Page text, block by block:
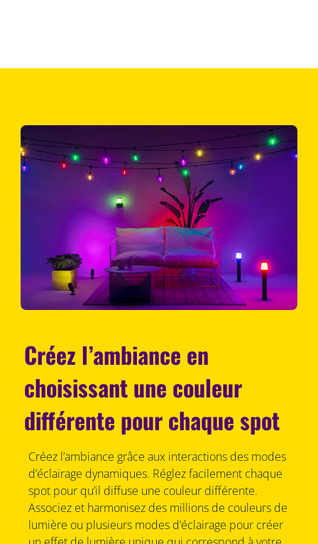
Créez l’ambiance en
choisissant une couleur
différente pour chaque spot
Créez l’ambiance grâce aux interactions des modes
d’éclairage dynamiques. Réglez facilement chaque
spot pour qu’il diffuse une couleur différente.
Associez et harmonisez des millions de couleurs de
lumière ou plusieurs modes d’éclairage pour créer